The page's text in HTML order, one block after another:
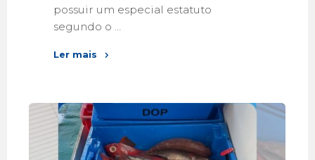
possuir um especial estatuto
segundo o …
Ler mais